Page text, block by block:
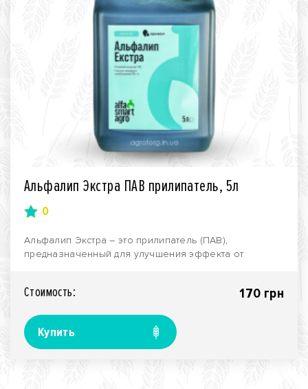
Альфалип Экстра ПАВ прилипатель, 5л
0
Альфалип Экстра – это прилипатель (ПАВ),
предназначенный для улучшения эффекта от
Стоимость: 170 грн
Купить